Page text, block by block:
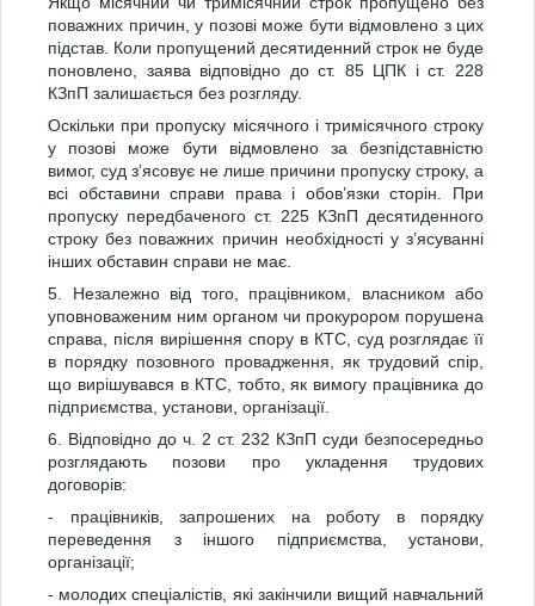
поважних причин, у позові може бути відмовлено з цих
підстав. Коли пропущений десятиденний строк не буде
поновлено, заява відповідно до ст. 85 ЦПК і ст. 228
КЗпП залишається без розгляду.
Оскільки при пропуску місячного і тримісячного строку
у позові може бути відмовлено за безпідставністю
вимог, суд з’ясовує не лише причини пропуску строку, а
всі обставини справи права і обов’язки сторін. При
пропуску передбаченого ст. 225 КЗпП десятиденного
строку без поважних причин необхідності у з’ясуванні
інших обставин справи не має.
5. Незалежно від того, працівником, власником або
уповноваженим ним органом чи прокурором порушена
справа, після вирішення спору в КТС, суд розглядає її
в порядку позовного провадження, як трудовий спір,
що вирішувався в КТС, тобто, як вимогу працівника до
підприємства, установи, організації.
6. Відповідно до ч. 2 ст. 232 КЗпП суди безпосередньо
розглядають позови про укладення трудових
договорів:
- працівників, запрошених на роботу в порядку
переведення з іншого підприємства, установи,
організації;
- молодих спеціалістів, які закінчили вищий навчальний